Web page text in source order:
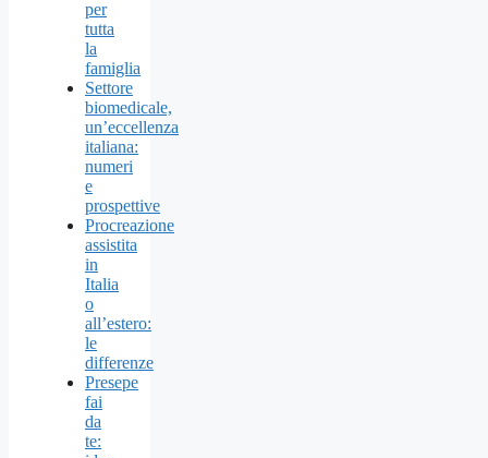
per
tutta
la
famiglia
Settore
biomedicale,
un’eccellenza
italiana:
numeri
e
prospettive
Procreazione
assistita
in
Italia
o
all’estero:
le
differenze
Presepe
fai
da
te: